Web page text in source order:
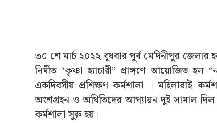
৩০ শে মার্চ ২০২২ বুধবার পূর্ব মেদিনীপুর জেলার
নির্মীত “কৃষ্ণা হ্যাচারী” প্রাঙ্গণে আয়োজিত হল
একদিবসীয় প্রশিক্ষণ কর্মশালা । মহিলারাই
অংশগ্রহন ও অথিতিদের আপ্যায়ন দুই সামাল দিল
কর্মশালা সুরু হয়।